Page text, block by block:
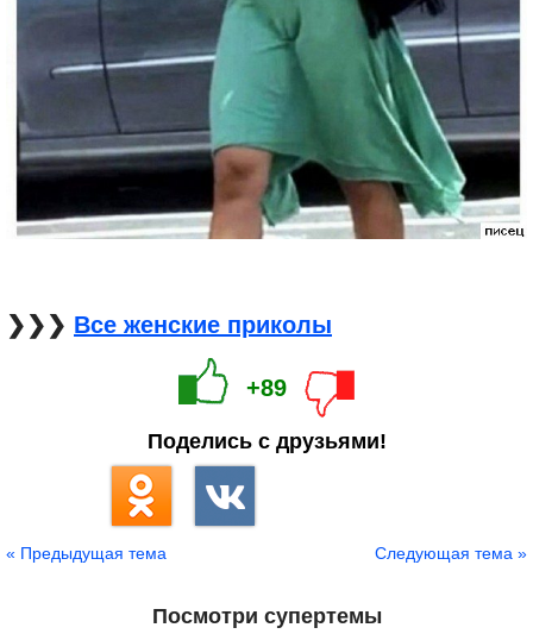
❯❯❯ Все женские приколы
+89
Поделись с друзьями!
« Предыдущая тема Следующая тема »
Посмотри супертемы